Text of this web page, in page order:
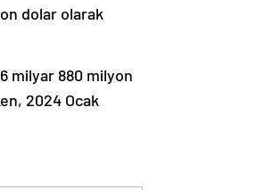
dolar olarak
milyar 880 milyon
2024 Ocak